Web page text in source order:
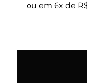
ou em 6x de